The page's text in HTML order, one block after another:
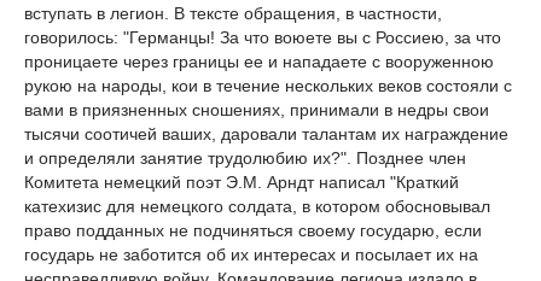
вступать в легион. В тексте обращения, в частности,
говорилось: "Германцы! За что воюете вы с Россиею, за что
проницаете через границы ее и нападаете с вооруженною
рукою на народы, кои в течение нескольких веков состояли с
вами в приязненных сношениях, принимали в недры свои
тысячи соотичей ваших, даровали талантам их награждение
и определяли занятие трудолюбию их?". Позднее член
Комитета немецкий поэт Э.М. Арндт написал "Краткий
катехизис для немецкого солдата, в котором обосновывал
право подданных не подчиняться своему государю, если
государь не заботится об их интересах и посылает их на